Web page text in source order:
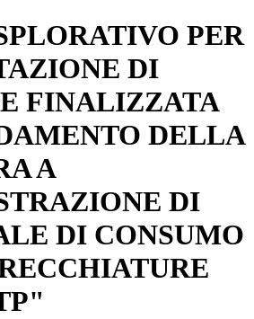
PER
DI
FINALIZZATA
DELLA
A
DI
DI CONSUMO